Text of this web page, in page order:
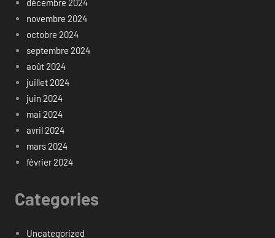
décembre 2024
novembre 2024
octobre 2024
septembre 2024
août 2024
juillet 2024
juin 2024
mai 2024
avril 2024
mars 2024
février 2024
Categories
Uncategorized